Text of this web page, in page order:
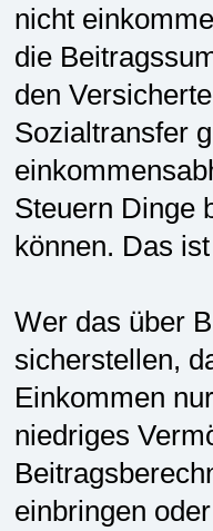
nicht
die
den
Sozialtransfer
Steuern Dinge
können. Das
Wer das über
sicherstellen,
Einkommen
niedriges
einbringen